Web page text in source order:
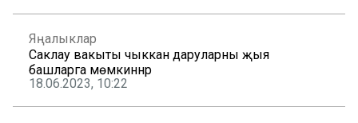
Яңалыклар
Саклау вакыты чыккан даруларны җыя
башларга мөмкиннәр
18.06.2023, 10:22